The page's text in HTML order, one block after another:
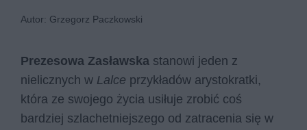
Autor: Grzegorz Paczkowski
Prezesowa Zasławska stanowi jeden z
nielicznych w Lalce przykładów arystokratki,
która ze swojego życia usiłuje zrobić coś
bardziej szlachetniejszego od zatracenia się w